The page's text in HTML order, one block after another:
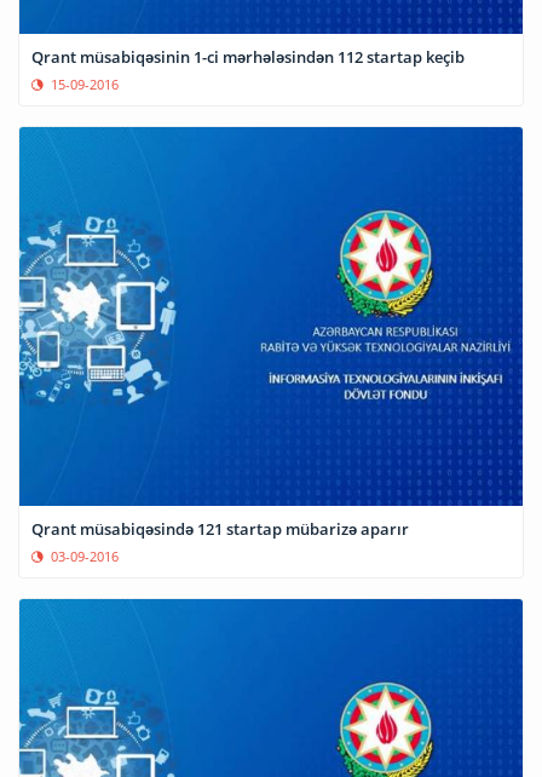
Qrant müsabiqəsinin 1-ci mərhələsindən 112 startap keçib
15-09-2016
Qrant müsabiqəsində 121 startap mübarizə aparır
03-09-2016